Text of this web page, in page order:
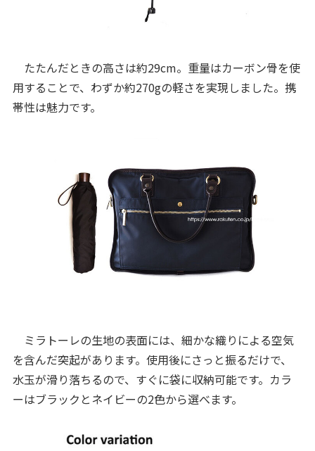
たたんだときの高さは約29cm。重量はカーボン骨を使
用することで、わずか約270gの軽さを実現しました。携
帯性は魅力です。
ミラトーレの生地の表面には、細かな織りによる空気
を含んだ突起があります。使用後にさっと振るだけで、
水玉が滑り落ちるので、すぐに袋に収納可能です。カラ
ーはブラックとネイビーの2色から選べます。